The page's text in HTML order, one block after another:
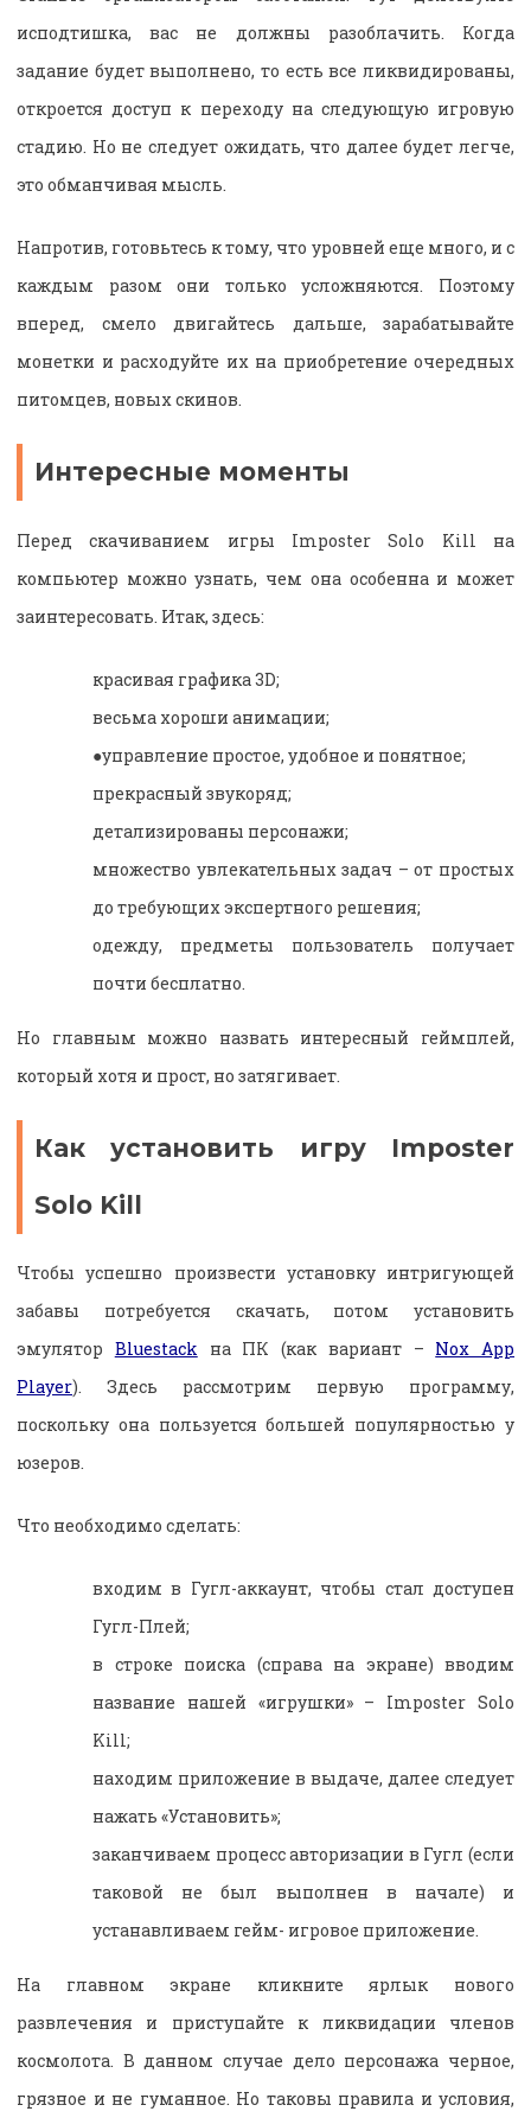
исподтишка, вас не должны разоблачить. Когда
задание будет выполнено, то есть все ликвидированы,
откроется доступ к переходу на следующую игровую
стадию. Но не следует ожидать, что далее будет легче,
это обманчивая мысль.
Напротив, готовьтесь к тому, что уровней еще много, и с
каждым разом они только усложняются. Поэтому
вперед, смело двигайтесь дальше, зарабатывайте
монетки и расходуйте их на приобретение очередных
питомцев, новых скинов.
Интересные моменты
Перед скачиванием игры Imposter Solo Kill на
компьютер можно узнать, чем она особенна и может
заинтересовать. Итак, здесь:
красивая графика 3D;
весьма хороши анимации;
●управление простое, удобное и понятное;
прекрасный звукоряд;
детализированы персонажи;
множество увлекательных задач – от простых
до требующих экспертного решения;
одежду, предметы пользователь получает
почти бесплатно.
Но главным можно назвать интересный геймплей,
который хотя и прост, но затягивает.
Как установить игру Imposter
Solo Kill
Чтобы успешно произвести установку интригующей
забавы потребуется скачать, потом установить
эмулятор Bluestack на ПК (как вариант – Nox App
Player). Здесь рассмотрим первую программу,
поскольку она пользуется большей популярностью у
юзеров.
Что необходимо сделать:
входим в Гугл-аккаунт, чтобы стал доступен
Гугл-Плей;
в строке поиска (справа на экране) вводим
название нашей «игрушки» – Imposter Solo
Kill;
находим приложение в выдаче, далее следует
нажать «Установить»;
заканчиваем процесс авторизации в Гугл (если
таковой не был выполнен в начале) и
устанавливаем гейм- игровое приложение.
На главном экране кликните ярлык нового
развлечения и приступайте к ликвидации членов
космолота. В данном случае дело персонажа черное,
грязное и не гуманное. Но таковы правила и условия,